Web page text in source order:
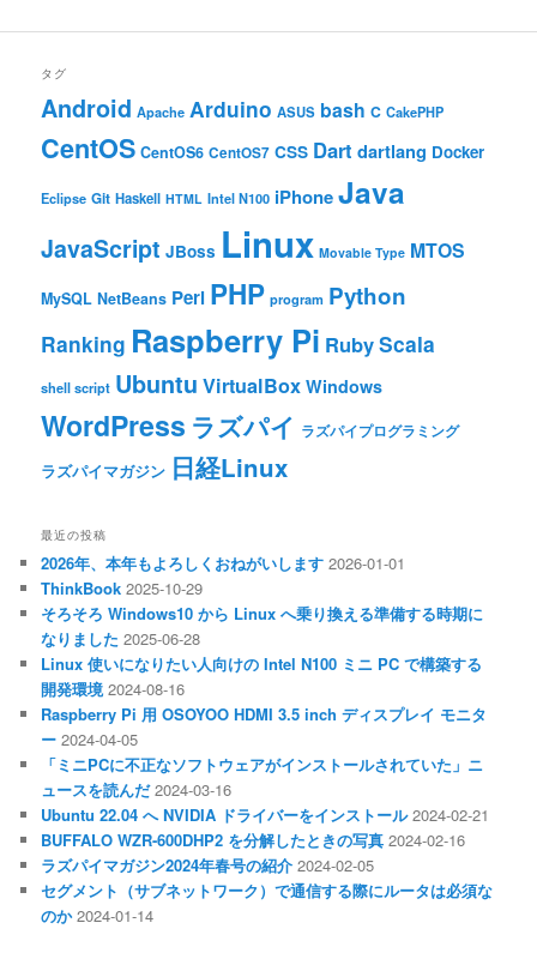
タグ
Android Apache Arduino ASUS bash C CakePHP
CentOS CentOS6 CentOS7 CSS Dart dartlang Docker
Eclipse Git Haskell HTML Intel N100 iPhoneJava
JavaScript JBoss Linux Movable Type MTOS
MySQL NetBeans Perl PHP program Python
Ranking Raspberry Pi RubyScala
shell script Ubuntu VirtualBox Windows
WordPress ラズパイ ラズパイプログラミング
ラズパイマガジン 日経Linux
最近の投稿
2026年、本年もよろしくおねがいします 2026-01-01
ThinkBook 2025-10-29
そろそろ Windows10 から Linux へ乗り換える準備する時期に
なりました 2025-06-28
Linux 使いになりたい人向けの Intel N100 ミニ PC で構築する
開発環境 2024-08-16
Raspberry Pi 用 OSOYOO HDMI 3.5 inch ディスプレイ モニタ
ー 2024-04-05
「ミニPCに不正なソフトウェアがインストールされていた」ニ
ュースを読んだ 2024-03-16
Ubuntu 22.04 へ NVIDIA ドライバーをインストール 2024-02-21
BUFFALO WZR-600DHP2 を分解したときの写真 2024-02-16
ラズパイマガジン2024年春号の紹介 2024-02-05
セグメント（サブネットワーク）で通信する際にルータは必須な
のか 2024-01-14